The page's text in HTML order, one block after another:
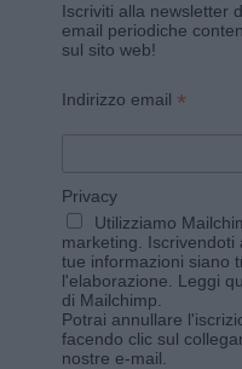
Iscriviti alla newsletter
email periodiche
sul sito web!
Indirizzo email *
Privacy
Utilizziamo
marketing. Iscrivendoti
tue informazioni siano
l'elaborazione. Leggi
di Mailchimp
Potrai annullare
facendo clic sul
nostre e-mail.